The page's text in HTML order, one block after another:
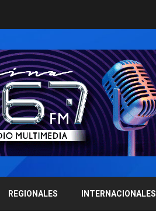
REGIONALES INTERNACIONALES